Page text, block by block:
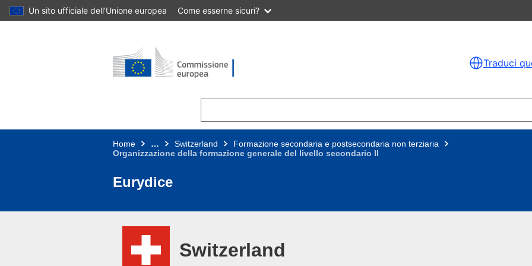
Skip to main content
Un sito ufficiale dell’Unione europea Come esserne sicuri?
Traduci
Home … Switzerland
Formazione secondaria e postsecondaria non terziaria
Organizzazione della formazione generale del livello secondario II
Eurydice
Switzerland